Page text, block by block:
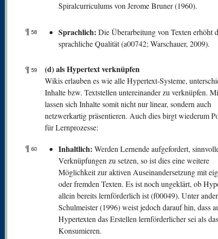
Spiralcurriculums von Jerome Bruner (1960).
¶ 58 Sprachlich: Die Überarbeitung von Texten erhöht
sprachliche Qualität (a00742; Warschauer, 2009).
¶ 59 (d) als Hypertext verknüpfen
Wikis erlauben es wie alle Hypertext-Systeme,
Inhalte bzw. Textstellen untereinander zu verknüpfen.
lassen sich Inhalte somit nicht nur linear, sondern auch
netzwerkartig präsentieren. Auch dies birgt wiederum
für Lernprozesse:
¶ 60 Inhaltlich: Werden Lernende aufgefordert,
Verknüpfungen zu setzen, so ist dies eine weitere
Möglichkeit zur aktiven Auseinandersetzung mit
oder fremden Texten. Es ist noch ungeklärt, ob
allein bereits lernförderlich ist (f00049). Unter
Schulmeister (1996) weist jedoch darauf hin, dass
Hypertexten das Erstellen lernförderlicher sei als
Konsumieren.